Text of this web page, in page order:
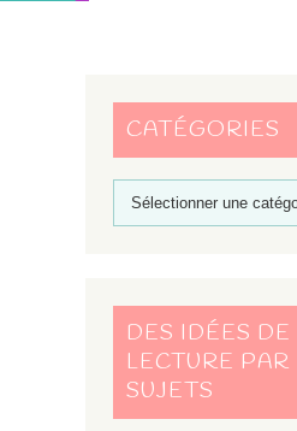
CATÉGORIES
DES IDÉES DE
LECTURE PAR
SUJETS